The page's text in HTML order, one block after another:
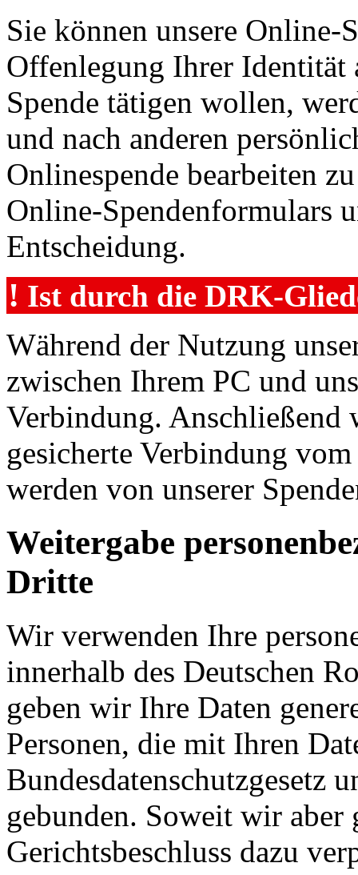
Sie können unsere Online-
Offenlegung Ihrer Identität
Spende tätigen wollen,
und nach anderen
Onlinespende bearbeiten
Online-Spendenformulars
Entscheidung.
! Ist durch die DRK-
Während der Nutzung
zwischen Ihrem PC und
Verbindung. Anschließend
gesicherte Verbindung
werden von unserer
Weitergabe
Dritte
Wir verwenden Ihre
innerhalb des Deutschen
geben wir Ihre Daten
Personen, die mit Ihren
Bundesdatenschutzgesetz
gebunden. Soweit wir aber
Gerichtsbeschluss dazu